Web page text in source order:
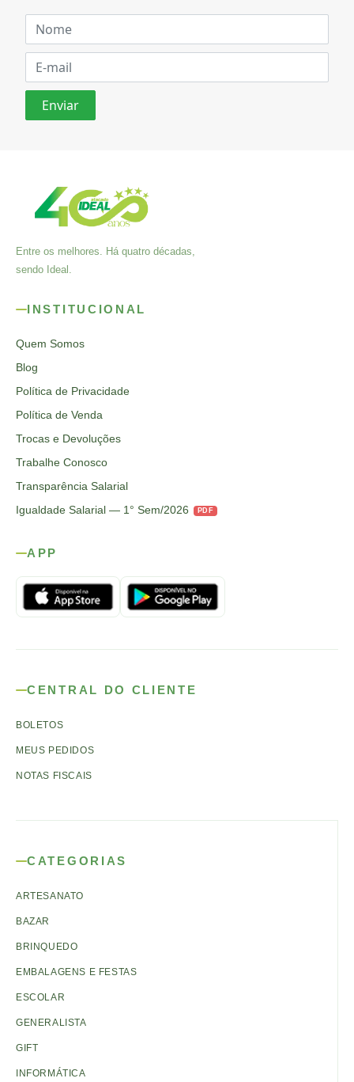
Entre os melhores. Há quatro décadas,
sendo Ideal.
INSTITUCIONAL
Quem Somos
Blog
Política de Privacidade
Política de Venda
Trocas e Devoluções
Trabalhe Conosco
Transparência Salarial
Igualdade Salarial — 1° Sem/2026
PDF
APP
CENTRAL DO CLIENTE
BOLETOS
MEUS PEDIDOS
NOTAS FISCAIS
CATEGORIAS
ARTESANATO
BAZAR
BRINQUEDO
EMBALAGENS E FESTAS
ESCOLAR
GENERALISTA
GIFT
INFORMÁTICA